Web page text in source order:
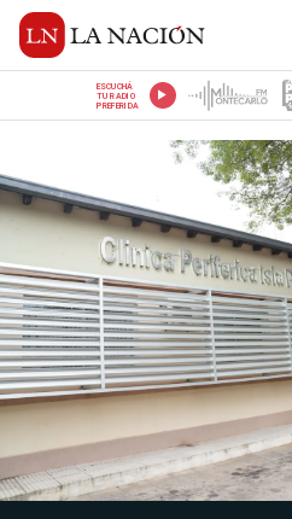
ESCUCHÁ
TU RADIO
PREFERIDA